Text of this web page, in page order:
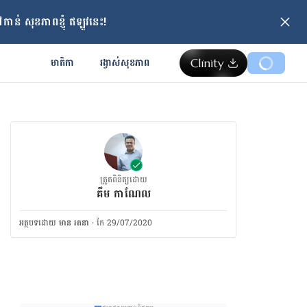
ន់ សុខភាពខ្ញុំ ឥឡូវនេះ!
មាតិកា រង្វាស់​សុខភាព
ត្រួតពិនិត្យដោយ
គឹម កាណែល
អត្ថបទ​ដោយ មាន រតនា ·កែ 29/07/2020